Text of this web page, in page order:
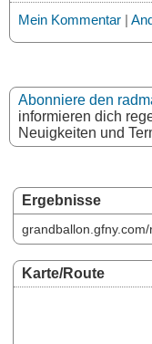
Ergebnisse
Karte/Route
Mein Kommentar |
Abonniere den
informieren dich
Neuigkeiten und